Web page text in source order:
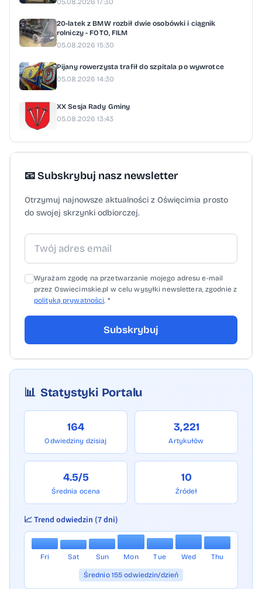
05.08.2026 17:30
20-latek z BMW rozbił dwie osobówki i ciągnik
rolniczy - FOTO, FILM
05.08.2026 15:30
Pijany rowerzysta trafił do szpitala po wywrotce
05.08.2026 14:30
XX Sesja Rady Gminy
05.08.2026 13:43
📧 Subskrybuj nasz newsletter
Otrzymuj najnowsze aktualności z Oświęcimia prosto
do swojej skrzynki odbiorczej.
Wyrażam zgodę na przetwarzanie mojego adresu e-mail
przez Oswiecimskie.pl w celu wysyłki newslettera, zgodnie z
polityką prywatności. *
Subskrybuj
📊 Statystyki Portalu
164
Odwiedziny dzisiaj
3,221
Artykułów
4.5/5
Średnia ocena
10
Źródeł
📈 Trend odwiedzin (7 dni)
Fri Sat Sun Mon Tue Wed Thu
Średnio 155 odwiedzin/dzień